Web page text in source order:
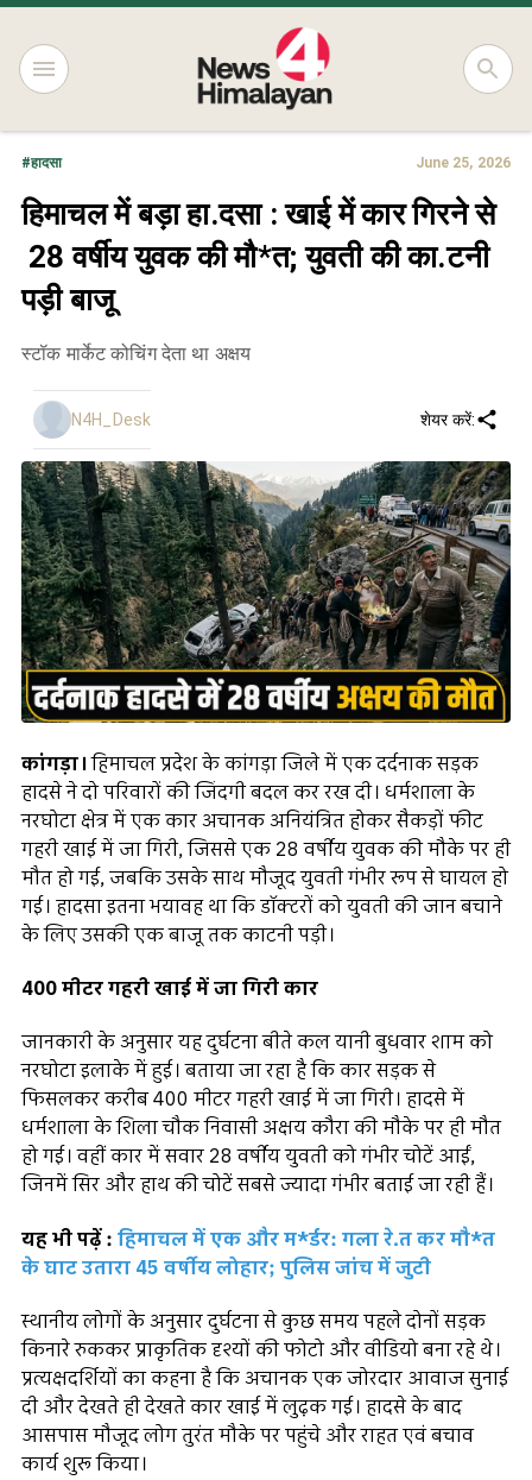
#हादसा June 25, 2026
हिमाचल में बड़ा हा.दसा : खाई में कार गिरने से
28 वर्षीय युवक की मौ*त; युवती की का.टनी
पड़ी बाजू
स्टॉक मार्केट कोचिंग देता था अक्षय
N4H_Desk शेयर करें:
कांगड़ा।हिमाचल प्रदेश के कांगड़ा जिले में एक दर्दनाक सड़क
हादसे ने दो परिवारों की जिंदगी बदल कर रख दी। धर्मशाला के
नरघोटा क्षेत्र में एक कार अचानक अनियंत्रित होकर सैकड़ों फीट
गहरी खाई में जा गिरी, जिससे एक 28 वर्षीय युवक की मौके पर ही
मौत हो गई, जबकि उसके साथ मौजूद युवती गंभीर रूप से घायल हो
गई। हादसा इतना भयावह था कि डॉक्टरों को युवती की जान बचाने
के लिए उसकी एक बाजू तक काटनी पड़ी।
400 मीटर गहरी खाई में जा गिरी कार
जानकारी के अनुसार यह दुर्घटना बीते कल यानी बुधवार शाम को
नरघोटा इलाके में हुई। बताया जा रहा है कि कार सड़क से
फिसलकर करीब 400 मीटर गहरी खाई में जा गिरी। हादसे में
धर्मशाला के शिला चौक निवासी अक्षय कौरा की मौके पर ही मौत
हो गई। वहीं कार में सवार 28 वर्षीय युवती को गंभीर चोटें आईं,
जिनमें सिर और हाथ की चोटें सबसे ज्यादा गंभीर बताई जा रही हैं।
यह भी पढ़ें : हिमाचल में एक और म*र्डर: गला रे.त कर मौ*त
के घाट उतारा 45 वर्षीय लोहार; पुलिस जांच में जुटी
स्थानीय लोगों के अनुसार दुर्घटना से कुछ समय पहले दोनों सड़क
किनारे रुककर प्राकृतिक दृश्यों की फोटो और वीडियो बना रहे थे।
प्रत्यक्षदर्शियों का कहना है कि अचानक एक जोरदार आवाज सुनाई
दी और देखते ही देखते कार खाई में लुढ़क गई। हादसे के बाद
आसपास मौजूद लोग तुरंत मौके पर पहुंचे और राहत एवं बचाव
कार्य शुरू किया।